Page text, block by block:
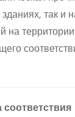
так
на